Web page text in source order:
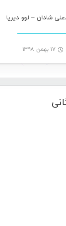
شادان – لوو دیریا
۱۷ بهمن ۱۳۹۸